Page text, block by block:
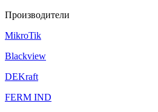
Производители
MikroTik
Blackview
DEKraft
FERM IND